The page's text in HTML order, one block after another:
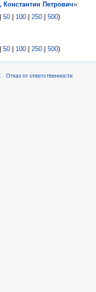
Константин Петрович»:
50 100 250 500)
50 100 250 500)
Отказ от ответственности